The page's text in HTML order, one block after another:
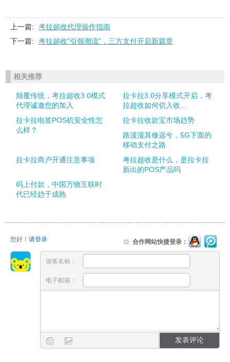
上一篇:
考拉超收代理操作指南
下一篇:
考拉超收“引领潮流”，三方支付开启新篇章
相关推荐
颠覆传统，考拉超收3.0模式
代理诚邀您的加入
拉卡拉3.0分享模式开启，考
拉超收如何切入收...
拉卡拉电签POS机安全性怎
么样？
拉卡拉收款宝市场趋势
路漫漫其修远兮，5G下面的
移动支付之路
拉卡拉商户开通注意事项
考拉超收是什么，是拉卡拉
新出的POS产品吗
码上付款，中国万物互联时
代已经趋于成熟
您好！ 请登录 合作网站快捷登录：
游客名称：
电子邮箱：